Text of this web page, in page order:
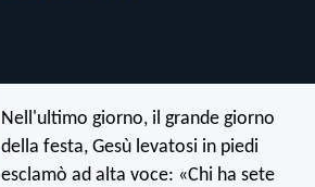
Nell'ultimo giorno, il grande giorno
della festa, Gesù levatosi in piedi
esclamò ad alta voce: «Chi ha sete